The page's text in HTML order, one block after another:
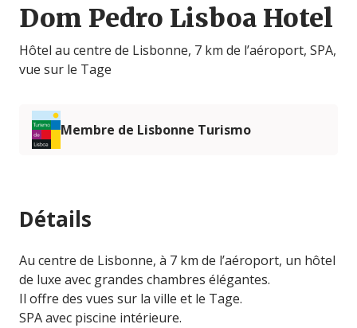
Dom Pedro Lisboa Hotel
Hôtel au centre de Lisbonne, 7 km de l’aéroport, SPA,
vue sur le Tage
Membre de Lisbonne Turismo
Détails
Au centre de Lisbonne, à 7 km de l’aéroport, un hôtel
de luxe avec grandes chambres élégantes.
Il offre des vues sur la ville et le Tage.
SPA avec piscine intérieure.